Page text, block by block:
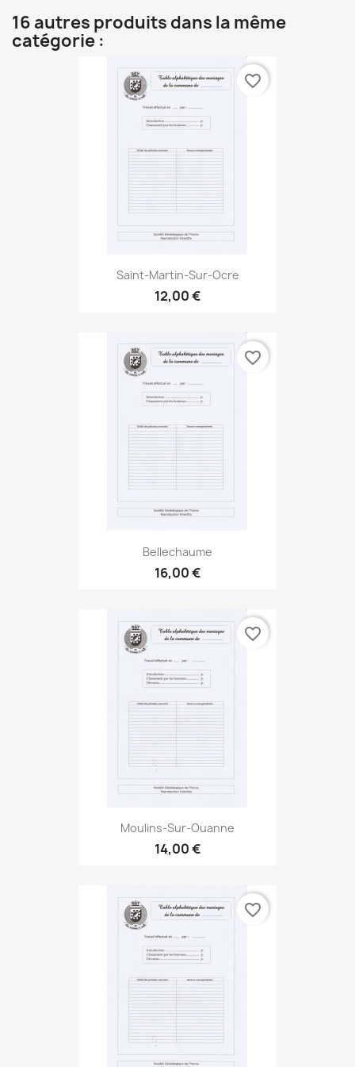
16 autres produits dans la même
catégorie :
Saint-Martin-Sur-Ocre
12,00 €
favorite_border
Bellechaume
16,00 €
favorite_border
Moulins-Sur-Ouanne
14,00 €
favorite_border
favorite_border